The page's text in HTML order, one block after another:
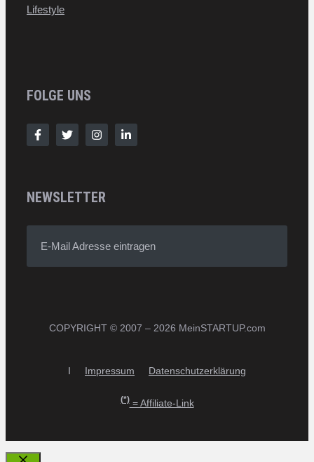
Lifestyle
FOLGE UNS
NEWSLETTER
E-Mail Adresse eintragen
COPYRIGHT © 2007 – 2026 MeinSTARTUP.com
I Impressum Datenschutzerklärung
(*)= Affiliate-Link